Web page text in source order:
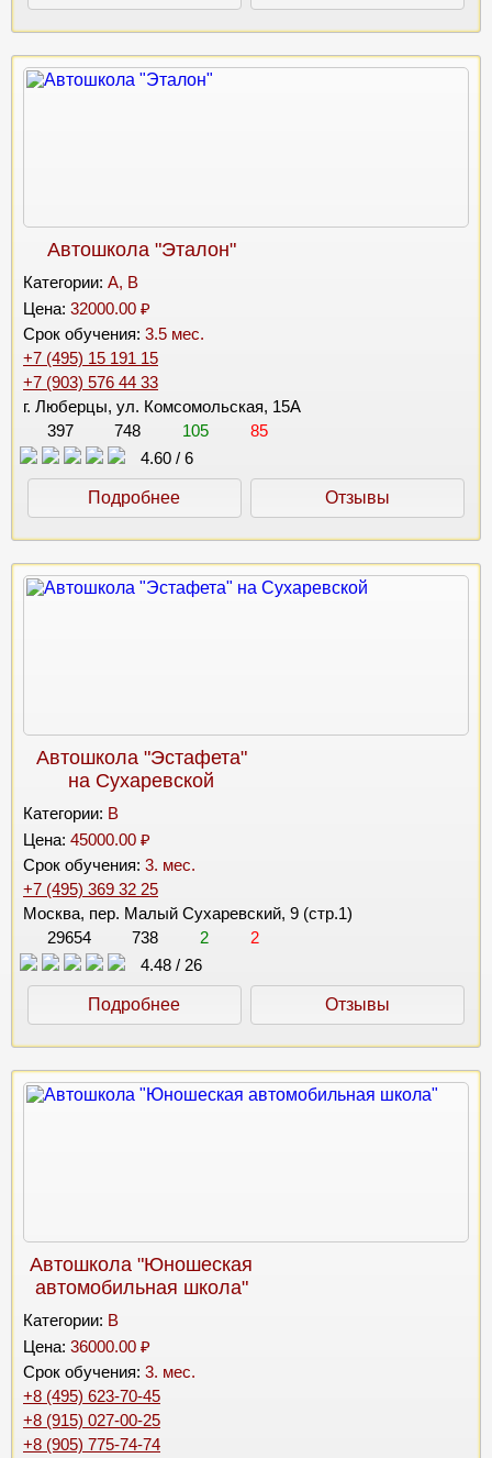
Автошкола "Эталон"
Категории: A, B
Цена: 32000.00 ₽
Срок обучения: 3.5 мес.
+7 (495) 15 191 15
+7 (903) 576 44 33
г. Люберцы, ул. Комсомольская, 15А
397
748 105
85
4.60 / 6
Подробнее Отзывы
Автошкола "Эстафета"
на Сухаревской
Категории: B
Цена: 45000.00 ₽
Срок обучения: 3. мес.
+7 (495) 369 32 25
Москва, пер. Малый Сухаревский, 9 (стр.1)
29654
738 2
2
4.48 / 26
Подробнее Отзывы
Автошкола "Юношеская
автомобильная школа"
Категории: B
Цена: 36000.00 ₽
Срок обучения: 3. мес.
+8 (495) 623-70-45
+8 (915) 027-00-25
+8 (905) 775-74-74